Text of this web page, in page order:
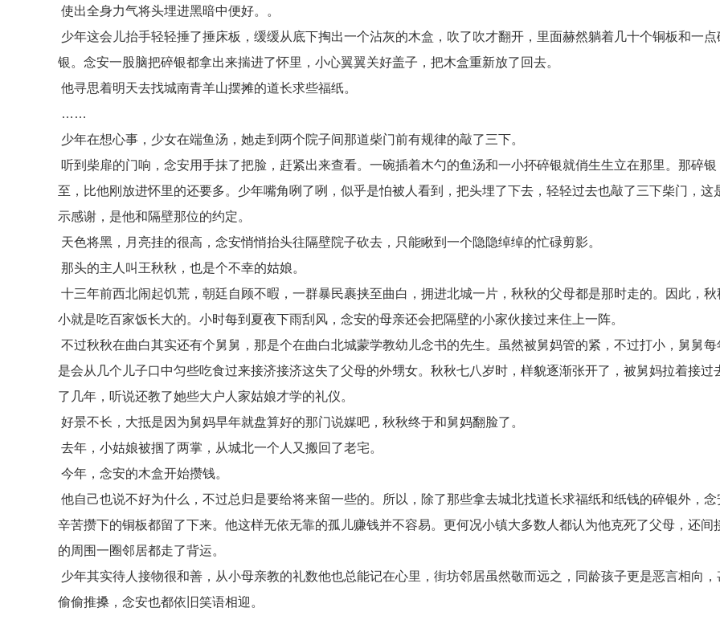
使出全身力气将头埋进黑暗中便好。。
少年这会儿抬手轻轻捶了捶床板，缓缓从底下掏出一个沾灰的木盒，吹了吹才翻开，里面赫然躺着几十个铜板和一点
银。念安一股脑把碎银都拿出来揣进了怀里，小心翼翼关好盖子，把木盒重新放了回去。
他寻思着明天去找城南青羊山摆摊的道长求些福纸。
……
少年在想心事，少女在端鱼汤，她走到两个院子间那道柴门前有规律的敲了三下。
听到柴扉的门响，念安用手抹了把脸，赶紧出来查看。一碗插着木勺的鱼汤和一小抔碎银就俏生生立在那里。那碎银
至，比他刚放进怀里的还要多。少年嘴角咧了咧，似乎是怕被人看到，把头埋了下去，轻轻过去也敲了三下柴门，这
示感谢，是他和隔壁那位的约定。
天色将黑，月亮挂的很高，念安悄悄抬头往隔壁院子砍去，只能瞅到一个隐隐绰绰的忙碌剪影。
那头的主人叫王秋秋，也是个不幸的姑娘。
十三年前西北闹起饥荒，朝廷自顾不暇，一群暴民裹挟至曲白，拥进北城一片，秋秋的父母都是那时走的。因此，秋
小就是吃百家饭长大的。小时每到夏夜下雨刮风，念安的母亲还会把隔壁的小家伙接过来住上一阵。
不过秋秋在曲白其实还有个舅舅，那是个在曲白北城蒙学教幼儿念书的先生。虽然被舅妈管的紧，不过打小，舅舅每
是会从几个儿子口中匀些吃食过来接济接济这失了父母的外甥女。秋秋七八岁时，样貌逐渐张开了，被舅妈拉着接过
了几年，听说还教了她些大户人家姑娘才学的礼仪。
好景不长，大抵是因为舅妈早年就盘算好的那门说媒吧，秋秋终于和舅妈翻脸了。
去年，小姑娘被掴了两掌，从城北一个人又搬回了老宅。
今年，念安的木盒开始攒钱。
他自己也说不好为什么，不过总归是要给将来留一些的。所以，除了那些拿去城北找道长求福纸和纸钱的碎银外，念
辛苦攒下的铜板都留了下来。他这样无依无靠的孤儿赚钱并不容易。更何况小镇大多数人都认为他克死了父母，还间
的周围一圈邻居都走了背运。
少年其实待人接物很和善，从小母亲教的礼数他也总能记在心里，街坊邻居虽然敬而远之，同龄孩子更是恶言相向，
偷偷推搡，念安也都依旧笑语相迎。